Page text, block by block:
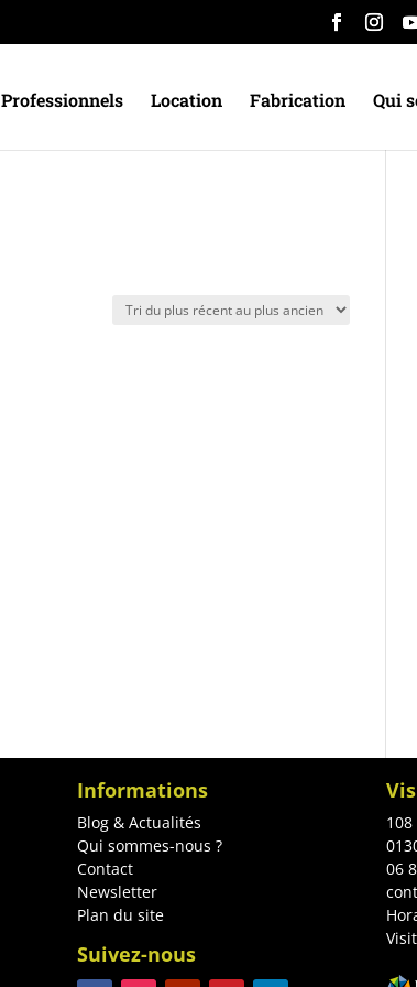
Professionnels Location Fabrication Qui
Informations
Blog & Actualités
Qui sommes-nous ?
Contact
Newsletter
Plan du site
Suivez-nous
06